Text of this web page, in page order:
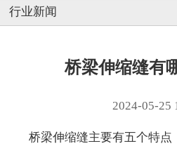
行业新闻
桥梁伸缩缝有
2024-05-25
桥梁伸缩缝主要有五个特点